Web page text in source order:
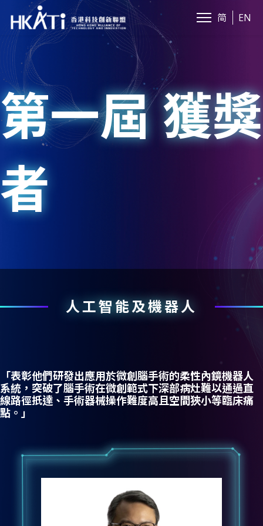
简 EN
第一屆 獲獎
者
人工智能及機器人
「表彰他們研發出應用於微創腦手術的柔性內鏡機器人
系統，突破了腦手術在微創範式下深部病灶難以通過直
線路徑扺達、手術器械操作難度高且空間狹小等臨床痛
點。」